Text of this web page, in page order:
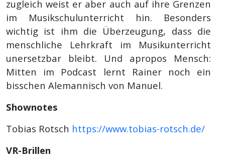
zugleich weist er aber auch auf ihre Grenzen
im Musikschulunterricht hin. Besonders
wichtig ist ihm die Überzeugung, dass die
menschliche Lehrkraft im Musikunterricht
unersetzbar bleibt. Und apropos Mensch:
Mitten im Podcast lernt Rainer noch ein
bisschen Alemannisch von Manuel.
Shownotes
Tobias Rotsch https://www.tobias-rotsch.de/
VR-Brillen